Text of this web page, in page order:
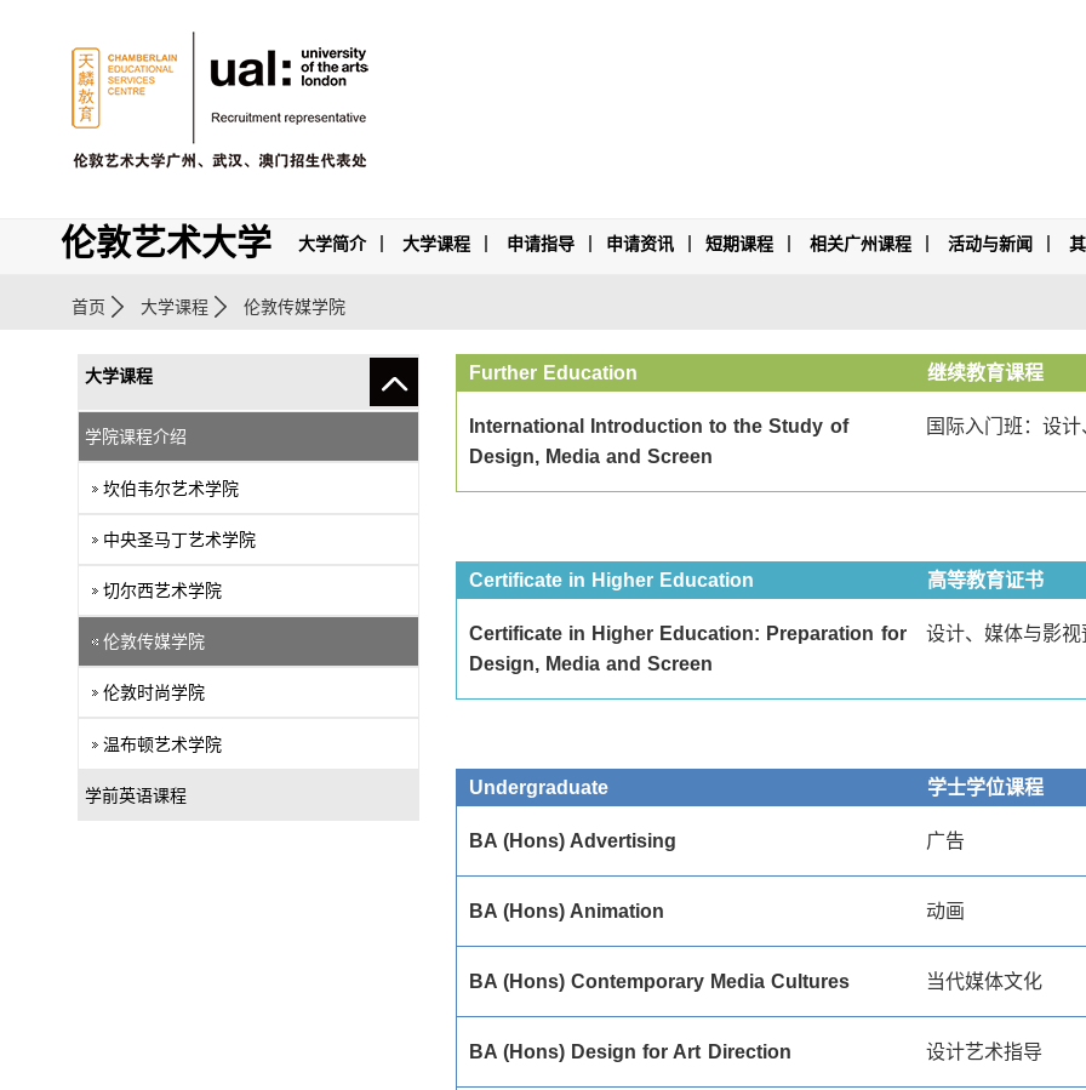
大学简介 大学课程 申请指导 申请资讯 短期课程 相关广州课程 活动与新闻
伦敦艺术大学
首页 大学课程 伦敦传媒学院
大学课程
学院课程介绍
坎伯韦尔艺术学院
中央圣马丁艺术学院
切尔西艺术学院
伦敦传媒学院
伦敦时尚学院
温布顿艺术学院
学前英语课程
Further Education 继续教育课程
International Introduction to the Study of
Design, Media and Screen
国际入门班：设
Certificate in Higher Education 高等教育证书
Certificate in Higher Education: Preparation for
Design, Media and Screen
设计、媒体与影视
Undergraduate 学士学位课程
BA (Hons) Advertising 广告
BA (Hons) Animation 动画
BA (Hons) Contemporary Media Cultures 当代媒体文化
BA (Hons) Design for Art Direction 设计艺术指导